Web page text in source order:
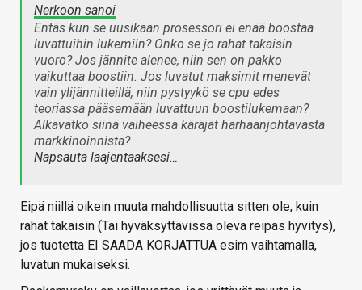
Nerkoon sanoi
Entäs kun se uusikaan prosessori ei enää boostaa
luvattuihin lukemiin? Onko se jo rahat takaisin
vuoro? Jos jännite alenee, niin sen on pakko
vaikuttaa boostiin. Jos luvatut maksimit menevät
vain ylijännitteillä, niin pystyykö se cpu edes
teoriassa pääsemään luvattuun boostilukemaan?
Alkavatko siinä vaiheessa käräjät harhaanjohtavasta
markkinoinnista?
Napsauta laajentaaksesi…
Eipä niillä oikein muuta mahdollisuutta sitten ole, kuin
rahat takaisin (Tai hyväksyttävissä oleva reipas hyvitys),
jos tuotetta EI SAADA KORJATTUA esim vaihtamalla,
luvatun mukaiseksi.